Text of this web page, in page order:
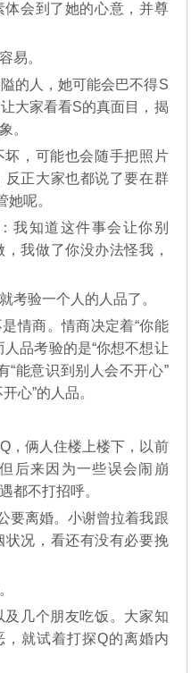
会到了她的心意，并尊
易。
人，她可能会巴不得S
大家看看S的真面目，揭
。
，可能也会随手把照片
正大家也都说了要在群
呢。
知道这件事会让你别
我做了你没办法怪我，
验一个人的人品了。
商。情商决定着“你能
品考验的是“你想不想让
“能意识到别人会不开心”
心”的人品。
俩人住楼上楼下，以前
后来因为一些误会闹崩
都不打招呼。
离婚。小谢曾拉着我跟
况，看还有没有必要挽
几个朋友吃饭。大家知
就试着打探Q的离婚内